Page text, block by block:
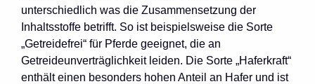
unterschiedlich was die Zusammensetzung der
Inhaltsstoffe betrifft. So ist beispielsweise die Sorte
„Getreidefrei“ für Pferde geeignet, die an
Getreideunverträglichkeit leiden. Die Sorte „Haferkraft“
enthält einen besonders hohen Anteil an Hafer und ist